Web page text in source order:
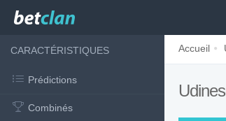
CARACTÉRISTIQUES
Prédictions
Combinés
Accueil